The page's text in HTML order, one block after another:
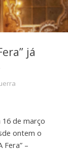
já
16 de março
ontem o
Fera” –